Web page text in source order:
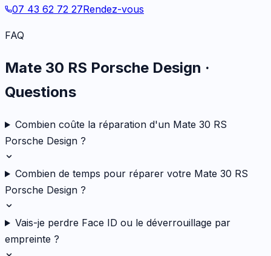
07 43 62 72 27Rendez-vous
FAQ
Mate 30 RS Porsche Design ·
Questions
Combien coûte la réparation d'un Mate 30 RS
Porsche Design ?
Combien de temps pour réparer votre Mate 30 RS
Porsche Design ?
Vais-je perdre Face ID ou le déverrouillage par
empreinte ?